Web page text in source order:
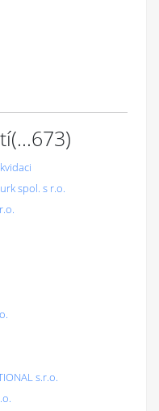
(...673)
spol. s r.o.
s.r.o.